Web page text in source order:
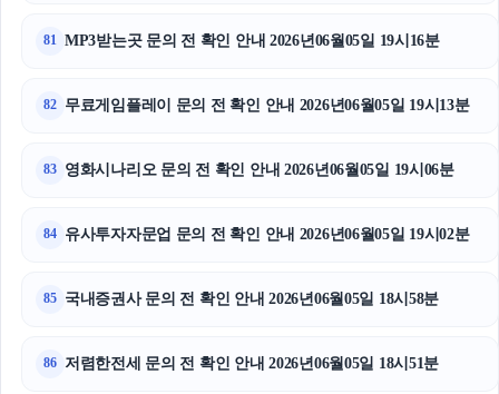
폰테크
81 MP3받는곳 문의 전 확인 안내 2026년06월05일 19시16분
82 무료게임플레이 문의 전 확인 안내 2026년06월05일 19시13분
83 영화시나리오 문의 전 확인 안내 2026년06월05일 19시06분
84 유사투자자문업 문의 전 확인 안내 2026년06월05일 19시02분
85 국내증권사 문의 전 확인 안내 2026년06월05일 18시58분
86 저렴한전세 문의 전 확인 안내 2026년06월05일 18시51분